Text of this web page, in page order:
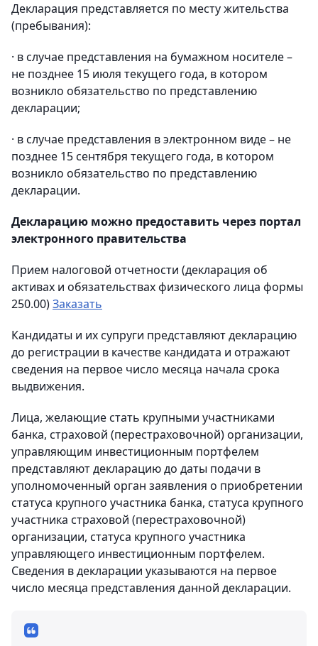
Декларация представляется по месту жительства
(пребывания):
· в случае представления на бумажном носителе –
не позднее 15 июля текущего года, в котором
возникло обязательство по представлению
декларации;
· в случае представления в электронном виде – не
позднее 15 сентября текущего года, в котором
возникло обязательство по представлению
декларации.
Декларацию можно предоставить через портал
электронного правительства
Прием налоговой отчетности (декларация об
активах и обязательствах физического лица формы
250.00)Заказать
Кандидаты и их супруги представляют декларацию
до регистрации в качестве кандидата и отражают
сведения на первое число месяца начала срока
выдвижения.
Лица, желающие стать крупными участниками
банка, страховой (перестраховочной) организации,
управляющим инвестиционным портфелем
представляют декларацию до даты подачи в
уполномоченный орган заявления о приобретении
статуса крупного участника банка, статуса крупного
участника страховой (перестраховочной)
организации, статуса крупного участника
управляющего инвестиционным портфелем.
Сведения в декларации указываются на первое
число месяца представления данной декларации.